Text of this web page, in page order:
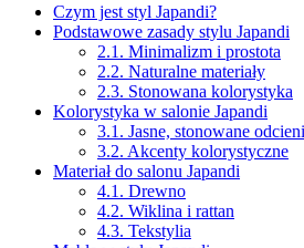
Czym jest styl Japandi?
Podstawowe zasady stylu Japandi
2.1. Minimalizm i prostota
2.2. Naturalne materiały
2.3. Stonowana kolorystyka
Kolorystyka w salonie Japandi
3.1. Jasne, stonowane
3.2. Akcenty kolorystyczne
Materiał do salonu Japandi
4.1. Drewno
4.2. Wiklina i rattan
4.3. Tekstylia